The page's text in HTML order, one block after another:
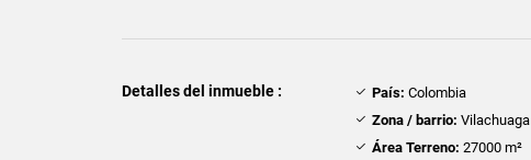
Detalles del inmueble : País: Colombia
Zona / barrio: Vilachuaga
Área Terreno: 27000 m²